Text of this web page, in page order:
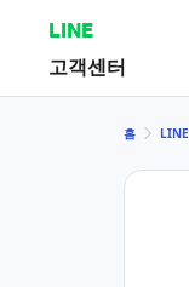
LINE
고객센터
홈